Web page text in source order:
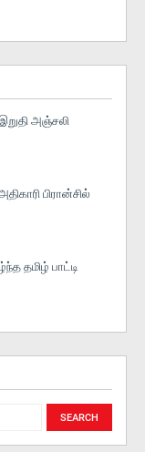
அஞ்சலி
பிரான்சில்
தமிழ் பாட்டி